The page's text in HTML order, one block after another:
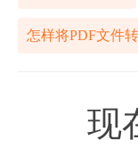
怎样将PDF文件
现在